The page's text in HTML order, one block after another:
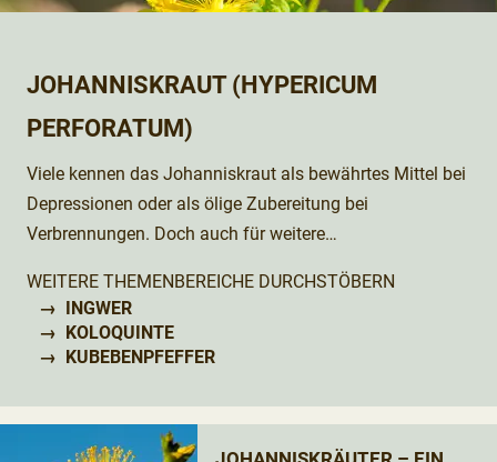
JOHANNISKRAUT (HYPERICUM
PERFORATUM)
Viele kennen das Johanniskraut als bewährtes Mittel bei
Depressionen oder als ölige Zubereitung bei
Verbrennungen. Doch auch für weitere
wertvoll.
WEITERE THEMENBEREICHE DURCHSTÖBERN
INGWER
KOLOQUINTE
KUBEBENPFEFFER